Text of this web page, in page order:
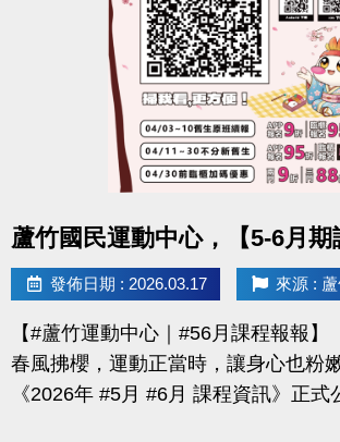
https://www.lzsports.com.tw/zh_TW/
-FB : 桃園市蘆竹國民運動中心
-IG : @luzhusports
蘆竹國民運動中心，【5-6月期
發佈日期 : 2026.03.17 來源 :
【#蘆竹運動中心｜#56月課程報報】
春風拂櫻，運動正當時，讓身心也粉
《2026年 #5月 #6月 課程資訊》正式